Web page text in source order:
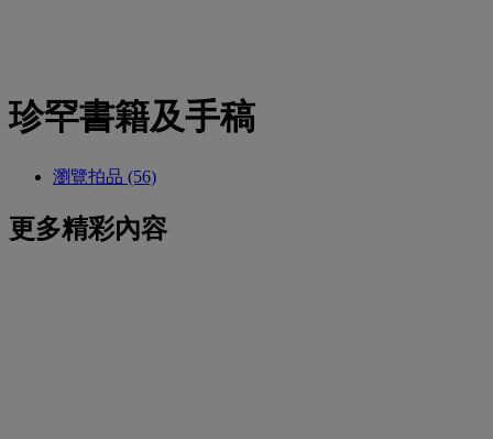
珍罕書籍及手稿
瀏覽拍品 (56)
更多精彩內容